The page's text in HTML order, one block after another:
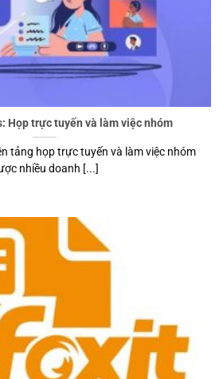
Họp trực tuyến và làm việc nhóm
tảng họp trực tuyến và làm việc nhóm
nhiều doanh [...]